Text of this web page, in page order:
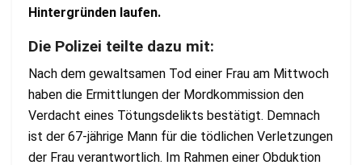
Hintergründen laufen.
Die Polizei teilte dazu mit:
Nach dem gewaltsamen Tod einer Frau am Mittwoch
haben die Ermittlungen der Mordkommission den
Verdacht eines Tötungsdelikts bestätigt. Demnach
ist der 67-jährige Mann für die tödlichen Verletzungen
der Frau verantwortlich. Im Rahmen einer Obduktion